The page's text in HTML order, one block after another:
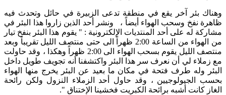
وهناك بئر آخر يقع في منطقة تدعى الزبيرة في حائل وتحدث فيه
ظاهرة نفخ وسحب الهواء أيضاً ، ونشر أحد الذين زاروا هذا البئر في
مشاركة له على أحد المنتديات الإلكترونية : " يقوم هذا البئر بنفخ تيار
من الهواء من الساعة 2:00 ظهراً الى حتى منتصف الليل تقريباً وبعد
منتصف الليل يقوم بسحب الهواء الى 2:00 ظهراً وهكذا ، وقد حاولت
مع زملاء لي أن نعرف سر هذا البئر واكتشفنا أنه تجويف طويل داخل
البئر وله طرف فتحة في مكان ما بعيد عن البئر يخرج منها الهواء
بحسب الجيولوجيين ، وقد حاول أحد الزملاء النزول ولكن رائحة
الغاز كانت أشبه برائحة الكبريت فخشينا الإختناق ".